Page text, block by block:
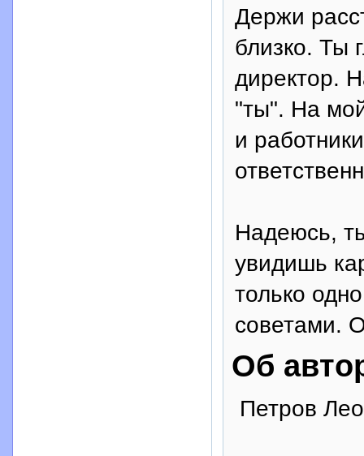
Держи
близко. Ты
директор.
"ты". На
и
Надеюсь,
увидишь
только
советами.
Об
Петров